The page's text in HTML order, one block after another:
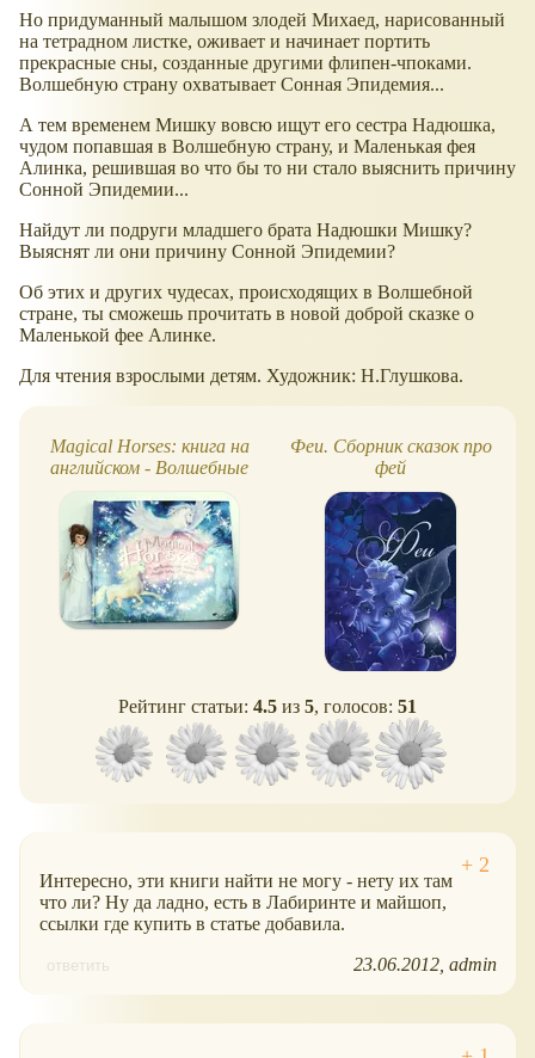
Но придуманный малышом злодей Михаед, нарисованный
на тетрадном листке, оживает и начинает портить
прекрасные сны, созданные другими флипен-чпоками.
Волшебную страну охватывает Сонная Эпидемия...
А тем временем Мишку вовсю ищут его сестра Надюшка,
чудом попавшая в Волшебную страну, и Маленькая фея
Алинка, решившая во что бы то ни стало выяснить причину
Сонной Эпидемии...
Найдут ли подруги младшего брата Надюшки Мишку?
Выяснят ли они причину Сонной Эпидемии?
Об этих и других чудесах, происходящих в Волшебной
стране, ты сможешь прочитать в новой доброй сказке о
Маленькой фее Алинке.
Для чтения взрослыми детям. Художник: Н.Глушкова.
Magical Horses: книга на
английском - Волшебные
Феи. Сборник сказок про
фей
Рейтинг статьи: 4.5 из 5, голосов: 51
Интересно, эти книги найти не могу - нету их там
что ли? Ну да ладно, есть в Лабиринте и майшоп,
ссылки где купить в статье добавила.
ответить 23.06.2012 admin